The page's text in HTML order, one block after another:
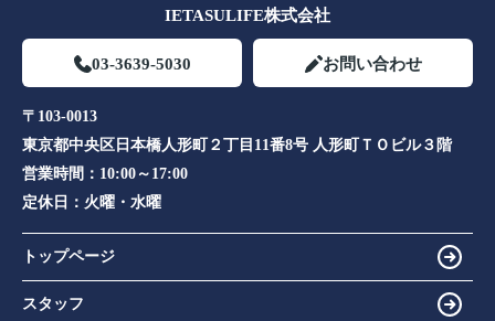
IETASULIFE株式会社
03-3639-5030 お問い合わせ
〒103-0013
東京都中央区日本橋人形町２丁目11番8号 人形町ＴＯビル３階
営業時間： 10:00～17:00
定休日： 火曜・水曜
トップページ
スタッフ